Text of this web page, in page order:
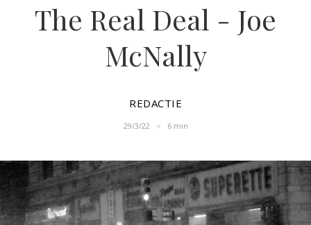
The Real Deal - Joe
McNally
REDACTIE
29/3/22 6 min